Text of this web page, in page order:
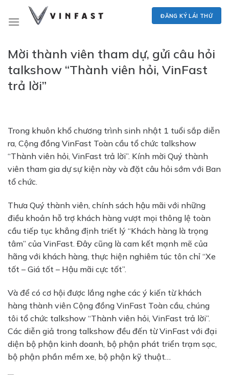
ĐĂNG KÝ LÁI THỬ
Mời thành viên tham dự, gửi câu hỏi
talkshow “Thành viên hỏi, VinFast
trả lời”
Trong khuôn khổ chương trình sinh nhật 1 tuổi sắp diễn
ra, Cộng đồng VinFast Toàn cầu tổ chức talkshow
“Thành viên hỏi, VinFast trả lời”. Kính mời Quý thành
viên tham gia dự sự kiện này và đặt câu hỏi sớm với Ban
tổ chức.
Thưa Quý thành viên, chính sách hậu mãi với những
điều khoản hỗ trợ khách hàng vượt mọi thông lệ toàn
cầu tiếp tục khẳng định triết lý “Khách hàng là trọng
tâm” của VinFast. Đây cũng là cam kết mạnh mẽ của
hãng với khách hàng, thực hiện nghiêm túc tôn chỉ “Xe
tốt – Giá tốt – Hậu mãi cực tốt”.
Và để có cơ hội được lắng nghe các ý kiến từ khách
hàng thành viên Cộng đồng VinFast Toàn cầu, chúng
tôi tổ chức talkshow “Thành viên hỏi, VinFast trả lời”.
Các diễn giả trong talkshow đều đến từ VinFast với đại
diện bộ phận kinh doanh, bộ phận phát triển trạm sạc,
bộ phận phần mềm xe, bộ phận kỹ thuật…